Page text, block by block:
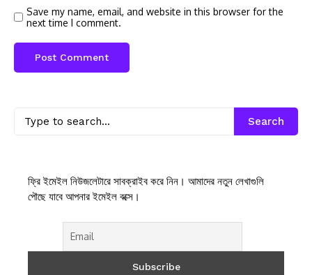
Save my name, email, and website in this browser for the
next time I comment.
Search
ফ্রি ইমেইল নিউজলেটারে সাবক্রাইব করে নিন। আমাদের নতুন লেখাগুলি
পৌছে যাবে আপনার ইমেইল বক্সে।